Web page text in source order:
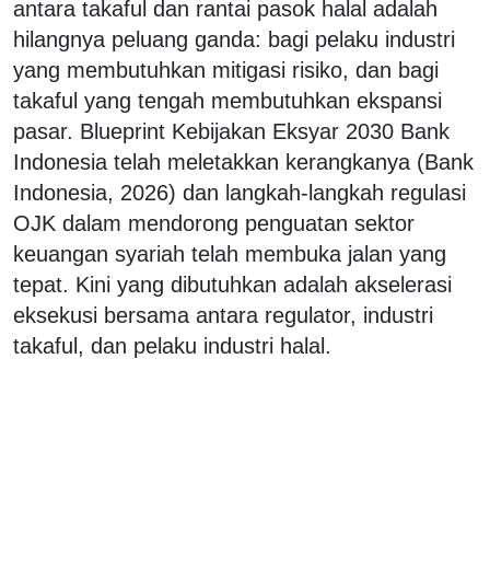
antara takaful dan rantai pasok halal adalah
hilangnya peluang ganda: bagi pelaku industri
yang membutuhkan mitigasi risiko, dan bagi
takaful yang tengah membutuhkan ekspansi
pasar. Blueprint Kebijakan Eksyar 2030 Bank
Indonesia telah meletakkan kerangkanya (Bank
Indonesia, 2026) dan langkah-langkah regulasi
OJK dalam mendorong penguatan sektor
keuangan syariah telah membuka jalan yang
tepat. Kini yang dibutuhkan adalah akselerasi
eksekusi bersama antara regulator, industri
takaful, dan pelaku industri halal.